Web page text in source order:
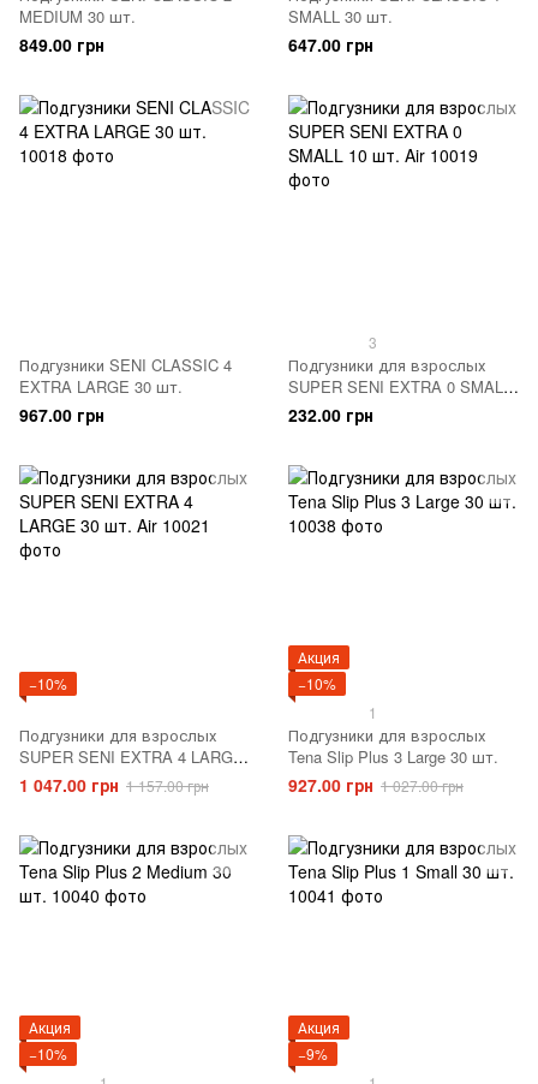
MEDIUM 30 шт.
849.00 грн
SMALL 30 шт.
647.00 грн
Подгузники SENI CLASSIC 4
EXTRA LARGE 30 шт.
967.00 грн
3
Подгузники для взрослых
SUPER SENI EXTRA 0 SMALL
10 шт. Air
232.00 грн
−10%
Подгузники для взрослых
SUPER SENI EXTRA 4 LARGE
30 шт. Air
1 047.00 грн 1 157.00 грн
Акция
−10%
1
Подгузники для взрослых
Tena Slip Plus 3 Large 30 шт.
927.00 грн 1 027.00 грн
Акция
−10%
Акция
−9%